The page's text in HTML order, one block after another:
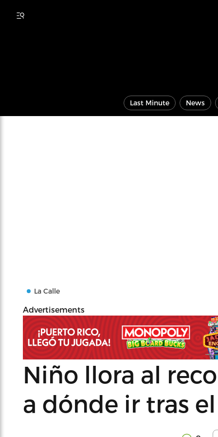
Last Minute News
La Calle
Advertisements
Niño llora al
a dónde ir tras